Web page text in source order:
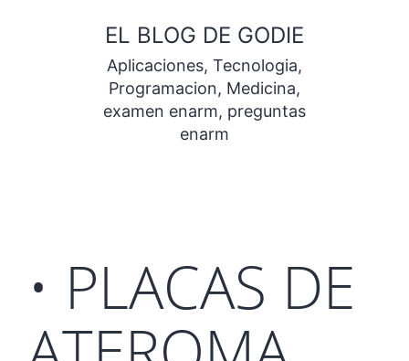
contenido
EL BLOG DE GODIE
Aplicaciones, Tecnologia,
Programacion, Medicina,
examen enarm, preguntas
enarm
• PLACAS DE